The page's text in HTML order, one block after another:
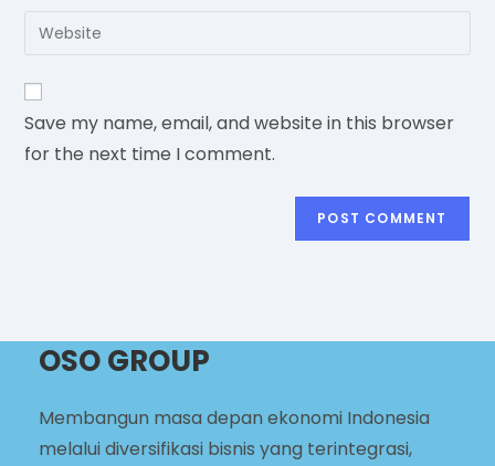
to
comment
email
address
comment
Enter
your
website
URL
(optional)
Save my name, email, and website in this browser
for the next time I comment.
OSO GROUP
Membangun masa depan ekonomi Indonesia
melalui diversifikasi bisnis yang terintegrasi,